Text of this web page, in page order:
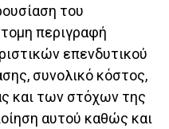
του
περιγραφή
επενδυτικού
συνολικό κόστος,
και των στόχων της
αυτού καθώς και